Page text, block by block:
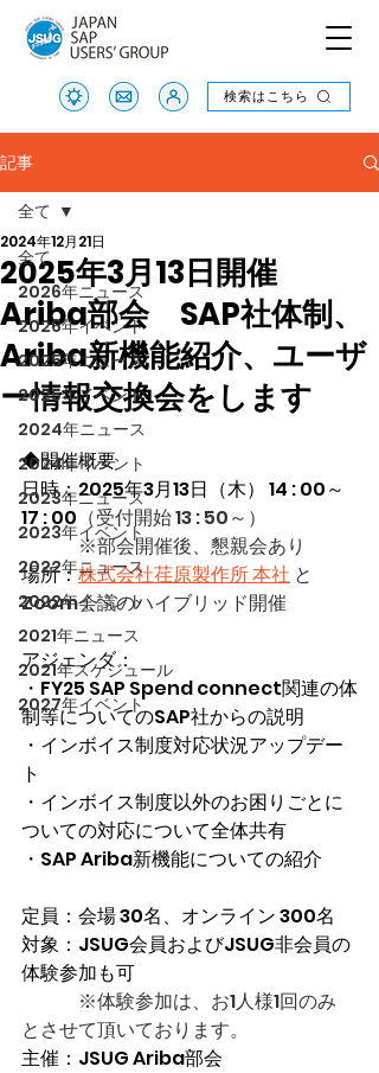
検索はこちら
検索はこちら
記事
全て
2026年ニュース
2026年イベント
2025年ニュース
2025年イベント
2024年ニュース
2024年イベント
2023年ニュース
2023年イベント
2022年ニュース
2022年イベント
2021年ニュース
2021年スケジュール
2027年イベント
全て
2025年3月13日開催
Ariba部会 SAP社体制、
Ariba新機能紹介、ユーザ
ー情報交換会をします
2024年12月21日
◆開催概要
日時：2025年3月13日（木） 14 : 00～
17 : 00 （受付開始 13 : 50～）
※部会開催後、懇親会あり
場所：株式会社荏原製作所 本社 と
Zoom会議のハイブリッド開催
アジェンダ：
・FY25 SAP Spend connect関連の体
制等についてのSAP社からの説明
・インボイス制度対応状況アップデー
ト
・インボイス制度以外のお困りごとに
ついての対応について全体共有
・SAP Ariba新機能についての紹介
定員： 会場 30名、オンライン 300名
対象： JSUG会員およびJSUG非会員の
体験参加も可
※体験参加は、お1人様1回のみ
とさせて頂いております。
主催：JSUG Ariba部会